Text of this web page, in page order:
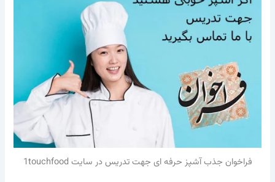
فراخوان جذب آشپز حرفه ای جهت تدریس در سایت 1touchfood